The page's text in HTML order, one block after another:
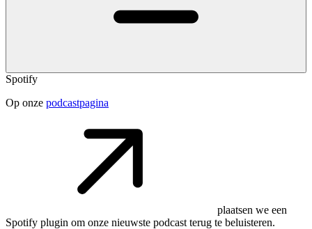
Spotify
Op onze podcastpagina
plaatsen we een
Spotify plugin om onze nieuwste podcast terug te beluisteren.